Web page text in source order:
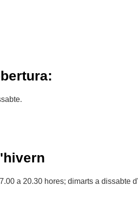
a 20.30 hores; dimarts a dissabte